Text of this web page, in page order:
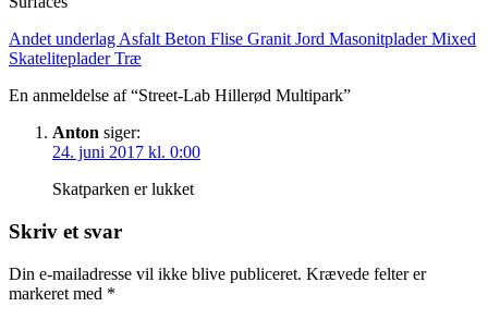
Andet underlag Asfalt Beton Flise Granit Jord MasonitpladerMixed
SkatelitepladerTræ
En anmeldelse af “Street-Lab Hillerød Multipark”
Anton siger:
24. juni 2017 kl. 0:00
Skatparken er lukket
Skriv et svar
Din e-mailadresse vil ikke blive publiceret. Krævede felter er
markeret med *